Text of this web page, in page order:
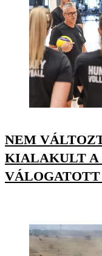
NEM
KIALAKULT A